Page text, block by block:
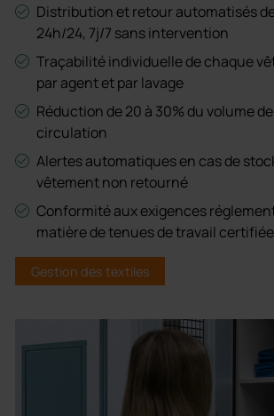
Distribution et retour automatisés
24h/24, 7j/7 sans intervention
Traçabilité individuelle de chaque
par agent et par lavage
Réduction de 20 à 30% du volume
circulation
Alertes automatiques en cas de
vêtement non retourné
Conformité aux exigences
matière de tenues de travail
Gestion des textiles